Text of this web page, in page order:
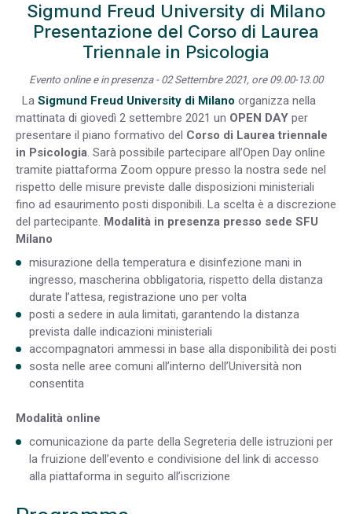
Sigmund Freud University di Milano
Presentazione del Corso di Laurea
Triennale in Psicologia
Evento online e in presenza - 02 Settembre 2021, ore 09.00-13.00
La Sigmund Freud University di Milano organizza nella
mattinata di giovedì 2 settembre 2021 un OPEN DAY per
presentare il piano formativo del Corso di Laurea triennale
in Psicologia. Sarà possibile partecipare all’Open Day online
tramite piattaforma Zoom oppure presso la nostra sede nel
rispetto delle misure previste dalle disposizioni ministeriali
fino ad esaurimento posti disponibili. La scelta è a discrezione
del partecipante. Modalità in presenza presso sede SFU
Milano
misurazione della temperatura e disinfezione mani in
ingresso, mascherina obbligatoria, rispetto della distanza
durate l’attesa, registrazione uno per volta
posti a sedere in aula limitati, garantendo la distanza
prevista dalle indicazioni ministeriali
accompagnatori ammessi in base alla disponibilità dei posti
sosta nelle aree comuni all’interno dell’Università non
consentita
Modalità online
comunicazione da parte della Segreteria delle istruzioni per
la fruizione dell’evento e condivisione del link di accesso
alla piattaforma in seguito all’iscrizione